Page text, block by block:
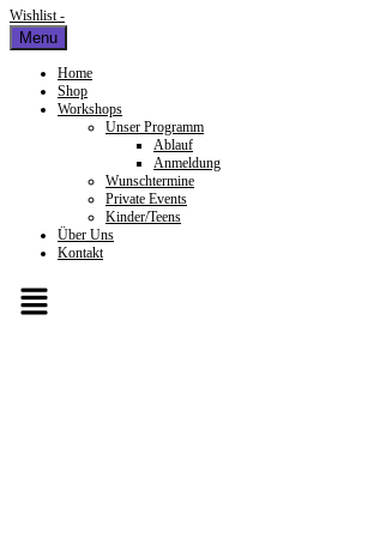
Wishlist -
Menu
Home
Shop
Workshops
Unser Programm
Ablauf
Anmeldung
Wunschtermine
Private Events
Kinder/Teens
Über Uns
Kontakt